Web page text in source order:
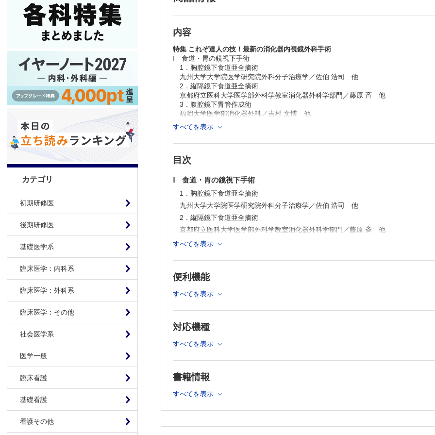
カテゴリ
初期研修医
後期研修医
基礎医学系
臨床医学：内科系
臨床医学：外科系
臨床医学：その他
社会医学系
医学一般
臨床看護
基礎看護
看護その他
近畿大学医学部外科／川村 純一郎 他
7．腹腔鏡下内肛門括約筋切除術（ISR）
京都大学大学院医学研究科消化管外科／吉冨 摩美 他
北里大学医学部下部消化管外科学／山梨 高広 他
札幌医科大学消化器・総合，乳腺・内分泌外科／西舘 敏彦
4．腹腔鏡下肝前区域切除術
5．腹腔鏡下肝後区域切除術
済生会熊本病院外科センター／林 洋光 他
郎 他
術）
内容
特集 これぞ達人の技！最新の消化器内視鏡外科手術
Ⅰ 食道・胃の鏡視下手術
1．胸腔鏡下食道亜全摘術
九州大学大学院医学研究院外科分子治療学／佐伯 浩司 他
2．縦隔鏡下食道亜全摘術
京都府立医科大学医学部外科学教室消化器外科学部門／藤原 斉 他
3．腹腔鏡下胃管作成術
福岡大学医学部消化器外科／吉村 文博 他
）ほか
※本製品はPCでの閲覧も可能です。
推奨ブラウザ： Firefox 最新版 / Google Chrome 最新版 / Safari 最新版
すべてを表示
目次
Ⅰ 食道・胃の鏡視下手術
1．胸腔鏡下食道亜全摘術
九州大学大学院医学研究院外科分子治療学／佐伯 浩司 他
2．縦隔鏡下食道亜全摘術
京都府立医科大学医学部外科学教室消化器外科学部門／藤原 斉 他
3．腹腔鏡下胃管作成術
藤田保健衛生大学総合消化器外科学／後藤 愛 他
5．腹腔鏡下大網充塡術
岡山大学大学院医歯薬学総合研究科消化器外科学／西﨑 正彦 他
7．腹腔鏡下胃部分切除術（LECSを中心に）
8．腹腔鏡下幽門側胃切除術
兵庫医科大学上部消化管外科／倉橋 康典 他
大阪国際がんセンター消化器外科／大森 健 他
Ⅱ 結腸・直腸・肛門の鏡視下手術
1．腹腔鏡下直腸後方固定術
すべてを表示
便利機能
すべてを表示
対応機種
すべてを表示
書籍情報
すべてを表示